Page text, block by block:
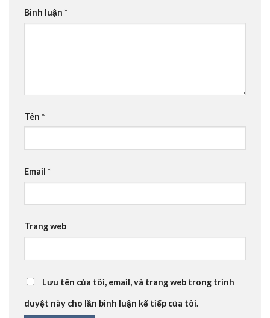
Bình luận *
Tên *
Email *
Trang web
Lưu tên của tôi, email, và trang web trong trình
duyệt này cho lần bình luận kế tiếp của tôi.